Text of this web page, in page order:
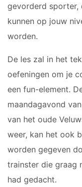
gevorderd sporter,
kunnen op jouw
worden.
De les zal in het
oefeningen om je
een fun-element.
maandagavond
van het oude
weer, kan het ook
worden gegeven
trainster die graag
had gedacht.